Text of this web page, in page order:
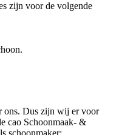
zijn voor de volgende
ons. Dus zijn wij er voor
cao Schoonmaak- &
schoonmaker: